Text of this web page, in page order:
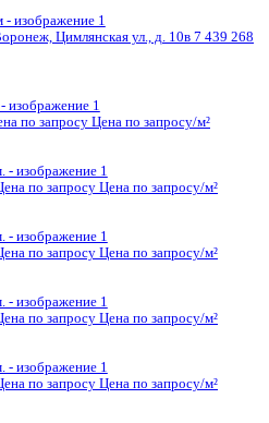
1к
3к
Цена по запросу
Цена по запросу Цена по
2к
2к